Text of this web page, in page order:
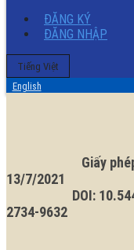
ĐĂNG KÝ
ĐĂNG NHẬP
Thay
đổi
ngôn
Tiếng Việt
English
Giấy phép xuất
13/7/2021
DOI: 10.54436/
2734-9632